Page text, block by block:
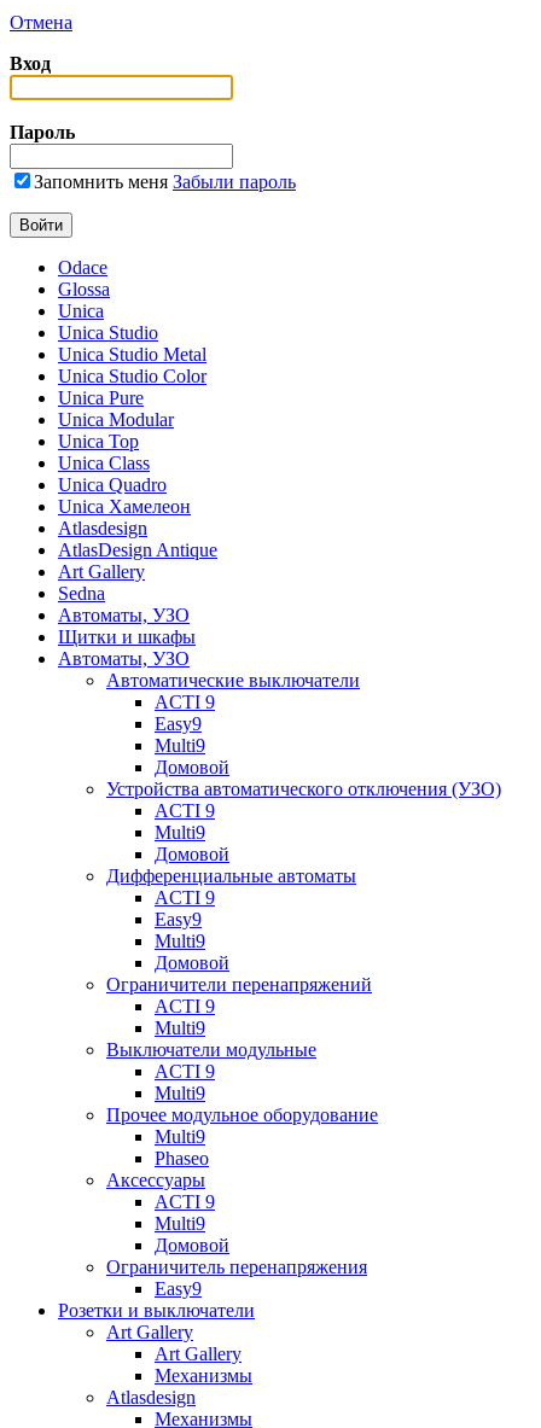
Отмена
Вход
Пароль
Запомнить меня Забыли пароль
Odace
Glossa
Unica
Unica Studio
Unica Studio Metal
Unica Studio Color
Unica Pure
Unica Modular
Unica Top
Unica Class
Unica Quadro
Unica Хамелеон
Atlasdesign
AtlasDesign Antique
Art Gallery
Sedna
Автоматы, УЗО
Щитки и шкафы
Автоматы, УЗО
Автоматические выключатели
ACTI 9
Easy9
Multi9
Домовой
Устройства автоматического отключения (УЗО)
ACTI 9
Multi9
Домовой
Дифференциальные автоматы
ACTI 9
Easy9
Multi9
Домовой
Ограничители перенапряжений
ACTI 9
Multi9
Выключатели модульные
ACTI 9
Multi9
Прочее модульное оборудование
Multi9
Phaseo
Аксессуары
ACTI 9
Multi9
Домовой
Ограничитель перенапряжения
Easy9
Розетки и выключатели
Art Gallery
Art Gallery
Механизмы
Atlasdesign
Механизмы